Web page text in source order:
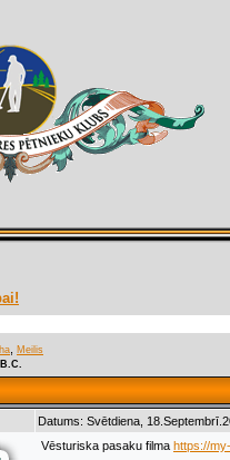
Meilis
Datums: Svētdiena,
Vēsturiska pasaku filma https://